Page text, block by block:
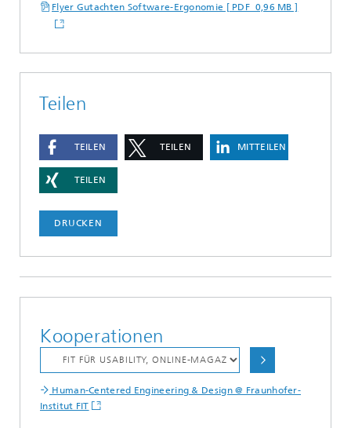
Flyer Gutachten Software-Ergonomie [ PDF 0,96 MB ]
Teilen
TEILEN TEILEN MITTEILEN
TEILEN
DRUCKEN
Kooperationen
Human-Centered Engineering & Design @ Fraunhofer-
Institut FIT